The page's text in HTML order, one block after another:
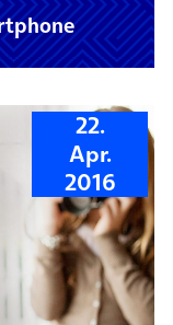
22.
Apr.
2016